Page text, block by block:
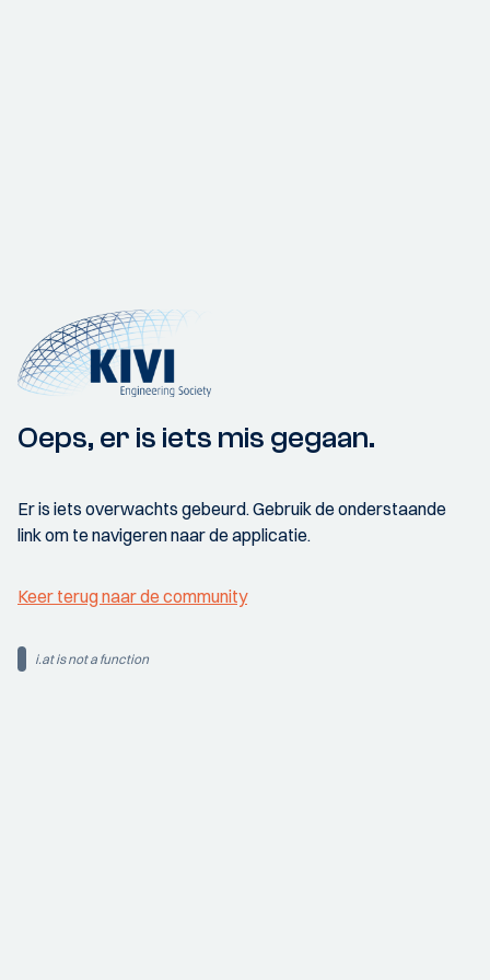
Oeps, er is iets mis gegaan.
Er is iets overwachts gebeurd. Gebruik de onderstaande
link om te navigeren naar de applicatie.
Keer terug naar de community
i.at is not a function